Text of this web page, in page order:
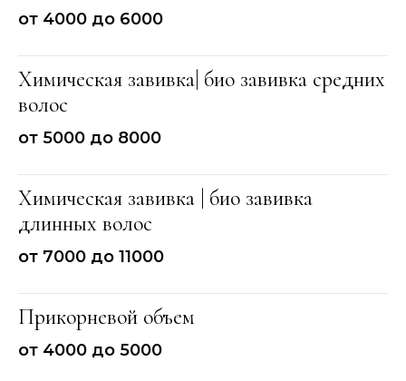
от 4000 до 6000
Химическая завивка| био завивка средних
волос
от 5000 до 8000
Химическая завивка | био завивка
длинных волос
от 7000 до 11000
Прикорневой объем
от 4000 до 5000